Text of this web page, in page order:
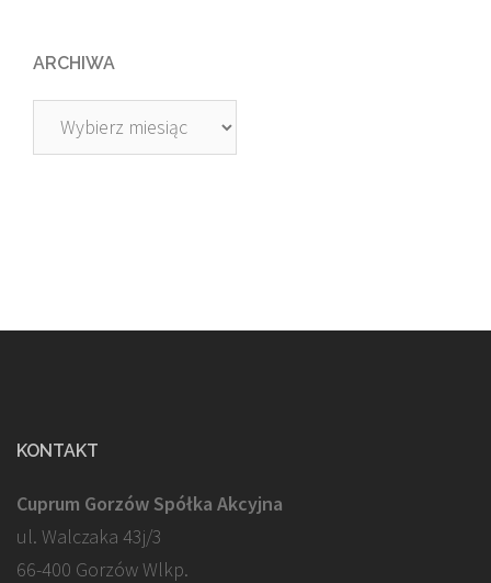
ARCHIWA
Archiwa
KONTAKT
Cuprum Gorzów Spółka Akcyjna
ul. Walczaka 43j/3
66-400 Gorzów Wlkp.